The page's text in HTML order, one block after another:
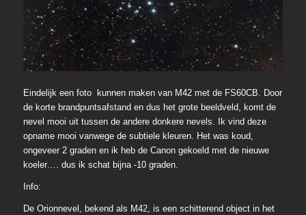
Eindelijk een foto kunnen maken van M42 met de FS60CB. Door
de korte brandpuntsafstand en dus het grote beeldveld, komt de
nevel mooi uit tussen de andere donkere nevels. Ik vind deze
opname mooi vanwege de subtiele kleuren. Het was koud,
ongeveer 2 graden en ik heb de Canon gekoeld met de nieuwe
koeler…. dus ik schat bijna -10 graden.
Info:
De Orionnevel, bekend als M42, is een schitterend object in het